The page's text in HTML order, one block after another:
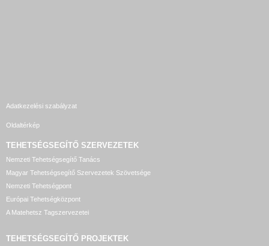
Adatkezelési szabályzat
Oldaltérkép
TEHETSÉGSEGÍTŐ SZERVEZETEK
Nemzeti Tehetségsegítő Tanács
Magyar Tehetségsegítő Szervezetek Szövetsége
Nemzeti Tehetségpont
Európai Tehetségközpont
A Matehetsz Tagszervezetei
TEHETSÉGSEGÍTŐ PROJEKTEK